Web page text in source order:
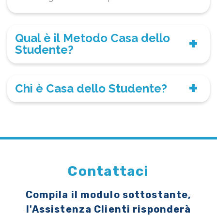
Qual è il Metodo Casa dello
Studente?
Chi è Casa dello Studente?
Contattaci
Compila il modulo sottostante,
l'Assistenza Clienti risponderà